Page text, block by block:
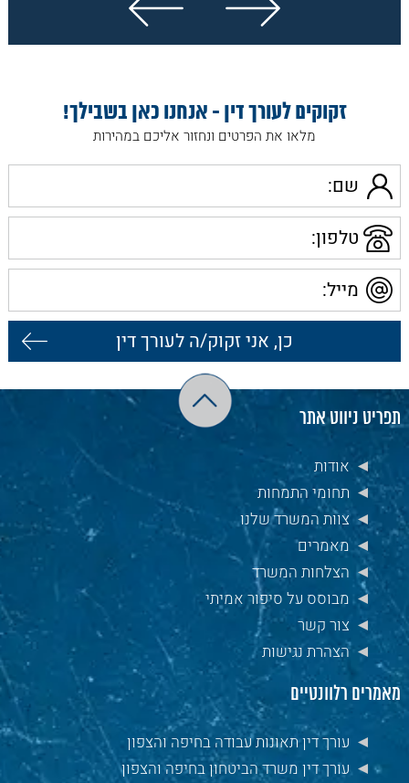
זקוקים לעורך דין - אנחנו כאן בשבילך!
מלאו את הפרטים ונחזור אליכם במהירות
שם
טלפון
מייל
תפריט ניווט אתר
אודות
תחומי התמחות
צוות המשרד שלנו
מאמרים
הצלחות המשרד
מבוסס על סיפור אמיתי
צור קשר
הצהרת נגישות
מאמרים רלוונטיים
עורך דין תאונות עבודה בחיפה והצפון
עורך דין משרד הביטחון בחיפה והצפון